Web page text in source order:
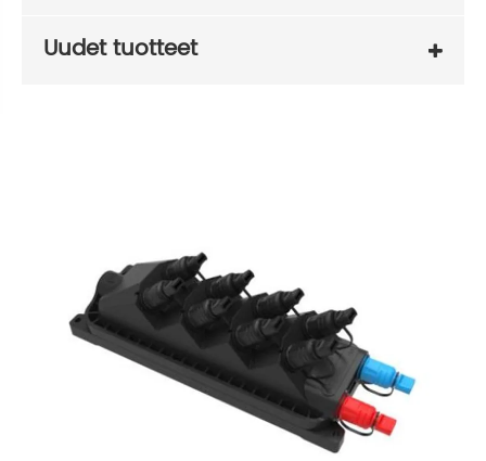
Uudet tuotteet